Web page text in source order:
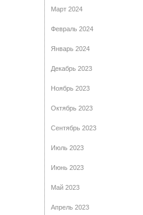
Март 2024
Февраль 2024
Январь 2024
Декабрь 2023
Ноябрь 2023
Октябрь 2023
Сентябрь 2023
Июль 2023
Июнь 2023
Май 2023
Апрель 2023